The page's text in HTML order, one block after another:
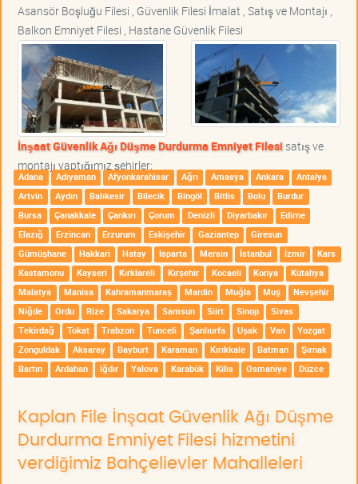
Asansör Boşluğu Filesi , Güvenlik Filesi İmalat , Satış ve Montajı ,
Balkon Emniyet Filesi , Hastane Güvenlik Filesi
İnşaat Güvenlik Ağı Düşme Durdurma Emniyet Filesisatış ve
montajı yaptığımız şehirler;
Adana Adıyaman Afyonkarahisar Ağrı Amasya Ankara
Antalya
Artvin
Aydın Balıkesir Bilecik Bingöl Bitlis Bolu
Burdur
Bursa
Çanakkale Çankırı Çorum Denizli Diyarbakır
Edirne
Elazığ
Erzincan Erzurum Eskişehir Gaziantep
Giresun
Gümüşhane
Hakkari Hatay Isparta Mersin İstanbul İzmir
Kars
Kastamonu
Kayseri Kırklareli Kırşehir Kocaeli Konya
Kütahya
Malatya
Manisa Kahramanmaraş Mardin Muğla Muş
Nevşehir
Niğde
Ordu Rize Sakarya Samsun Siirt Sinop
Sivas
Tekirdağ
Tokat Trabzon Tunceli Şanlıurfa Uşak Van
Yozgat
Zonguldak
Aksaray Bayburt Karaman Kırıkkale Batman
Şırnak
Bartın
Ardahan Iğdır Yalova Karabük Kilis Osmaniye Düzce
Kaplan File İnşaat Güvenlik Ağı Düşme
Durdurma Emniyet Filesi hizmetini
verdiğimiz Bahçelievler Mahalleleri